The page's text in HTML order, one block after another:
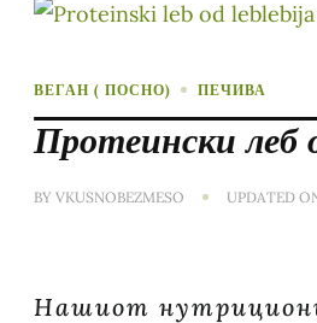
ВЕГАН ( ПОСНО) ПЕЧИВА
Протеински леб
BYVKUSNOBEZMESO UPDATED
Нашиот